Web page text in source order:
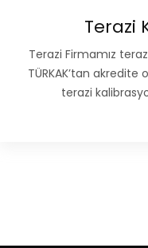
Terazi
Terazi Firmamız
TÜRKAK’tan
terazi